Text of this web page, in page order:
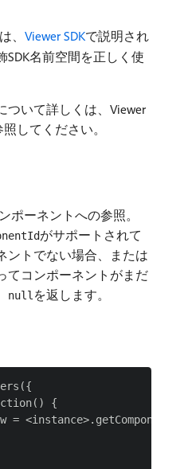
、 Viewer SDKで説明され
名前空間を正しく使
ついて詳しくは、Viewer
してください。
ポーネントへの参照。
がサポートされて
ントでない場合、または
てコンポーネントがまだ
null を返します。
{
=